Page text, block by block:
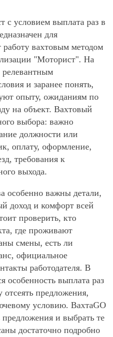
с условием выплата раз в
для
вахтовым методом
"Моторист". На
релевантным
и заранее понять,
опыту, ожиданиям по
на объект. Вахтовый
выбора: важно
должности или
оплату, оформление,
требования к
выхода.
особенно важны детали,
доход и комфорт всей
проверить, кто
где проживают
смены, есть ли
официальное
работодателя. В
особенность выплата раз
отсеять предложения,
условию. ВахтаGO
предложения и выбрать те
достаточно подробно